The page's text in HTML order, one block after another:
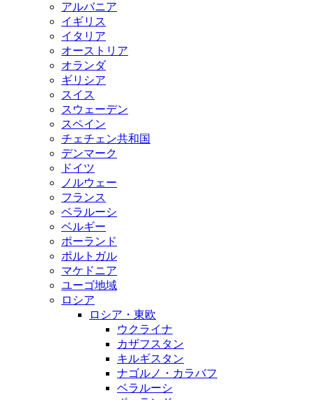
アルバニア
イギリス
イタリア
オーストリア
オランダ
ギリシア
スイス
スウェーデン
スペイン
チェチェン共和国
デンマーク
ドイツ
ノルウェー
フランス
ベラルーシ
ベルギー
ポーランド
ポルトガル
マケドニア
ユーゴ地域
ロシア
ロシア・東欧
ウクライナ
カザフスタン
キルギスタン
ナゴルノ・カラバフ
ベラルーシ